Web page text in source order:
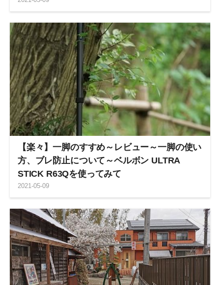
2021-05-09
【楽々】一脚のすすめ～レビュー～一脚の使い
方、ブレ防止について～ベルボン ULTRA
STICK R63Qを使ってみて